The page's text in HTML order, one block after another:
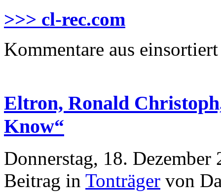
>>> cl-rec.com
Kommentare aus
Eltron, Ronald
Know“
Donnerstag, 18.
Beitrag in Tonträger von